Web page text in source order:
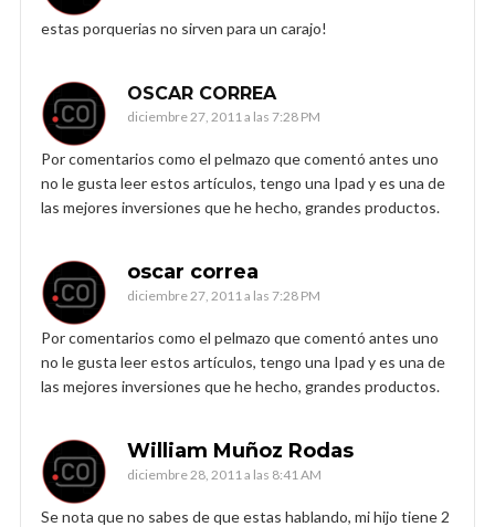
estas porquerias no sirven para un carajo!
OSCAR CORREA
diciembre 27, 2011 a las 7:28 PM
Por comentarios como el pelmazo que comentó antes uno
no le gusta leer estos artículos, tengo una Ipad y es una de
las mejores inversiones que he hecho, grandes productos.
oscar correa
diciembre 27, 2011 a las 7:28 PM
Por comentarios como el pelmazo que comentó antes uno
no le gusta leer estos artículos, tengo una Ipad y es una de
las mejores inversiones que he hecho, grandes productos.
William Muñoz Rodas
diciembre 28, 2011 a las 8:41 AM
Se nota que no sabes de que estas hablando, mi hijo tiene 2